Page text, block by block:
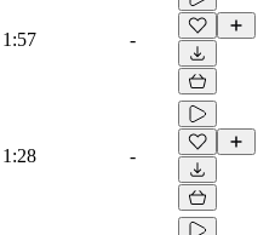
1:57 -
1:28 -